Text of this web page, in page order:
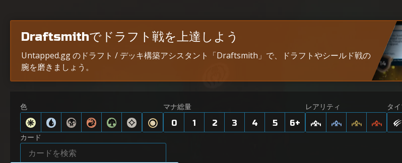
Draftsmithでドラフト戦を上達しよう
Untapped.gg のドラフト / デッキ構築アシスタント「Draftsmith」で、ドラフトやシールド戦の
腕を磨きましょう。
色
マナ総量
0
1 2 3 4 5 6+
レアリティ タ
カード